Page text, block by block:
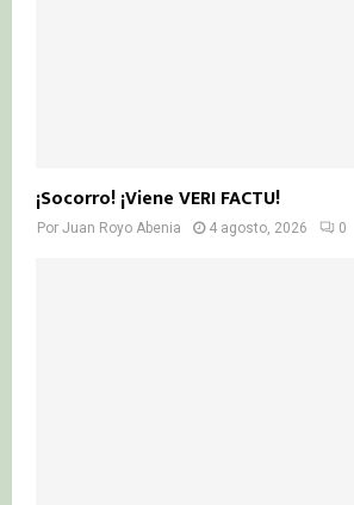
¡Socorro! ¡Viene VERI FACTU!
Por Juan Royo Abenia 4 agosto, 2026 0